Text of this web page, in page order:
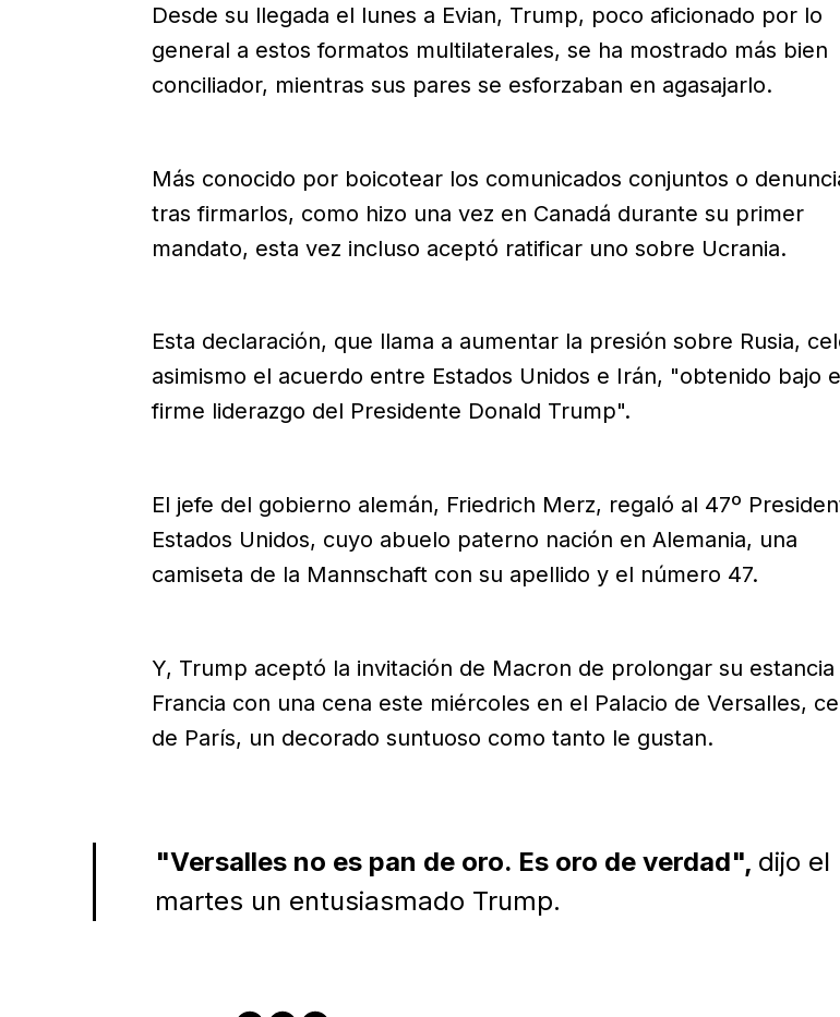
Desde su llegada el lunes a Evian, Trump, poco aficionado por lo
general a estos formatos multilaterales, se ha mostrado más bien
conciliador, mientras sus pares se esforzaban en agasajarlo.
Más conocido por boicotear los comunicados conjuntos o
tras firmarlos, como hizo una vez en Canadá durante su primer
mandato, esta vez incluso aceptó ratificar uno sobre Ucrania.
Esta declaración, que llama a aumentar la presión sobre Rusia,
asimismo el acuerdo entre Estados Unidos e Irán, "obtenido bajo
firme liderazgo del Presidente Donald Trump".
El jefe del gobierno alemán, Friedrich Merz, regaló al 47º
Estados Unidos, cuyo abuelo paterno nación en Alemania, una
camiseta de la Mannschaft con su apellido y el número 47.
Y, Trump aceptó la invitación de Macron de prolongar su estancia
Francia con una cena este miércoles en el Palacio de Versalles,
de París, un decorado suntuoso como tanto le gustan.
"Versalles no es pan de oro. Es oro de verdad", dijo el
martes un entusiasmado Trump.